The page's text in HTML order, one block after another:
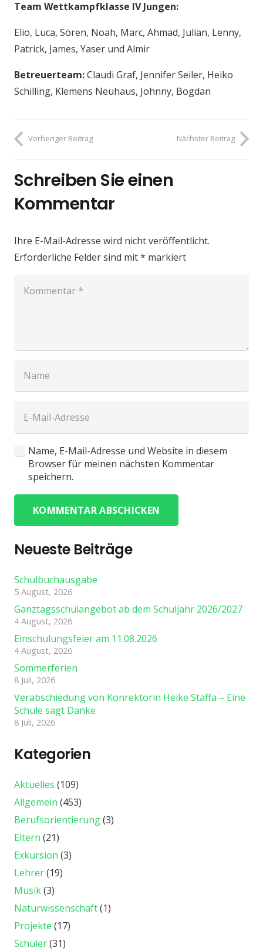
Team Wettkampfklasse IV Jungen:
Elio, Luca, Sören, Noah, Marc, Ahmad, Julian, Lenny,
Patrick, James, Yaser und Almir
Betreuerteam:Claudi Graf, Jennifer Seiler, Heiko
Schilling, Klemens Neuhaus, Johnny, Bogdan
Vorheriger Beitrag Nächster Beitrag
Schreiben Sie einen
Kommentar
Ihre E-Mail-Adresse wird nicht veröffentlicht.
Erforderliche Felder sind mit* markiert
Name, E-Mail-Adresse und Website in diesem
Browser für meinen nächsten Kommentar
speichern.
KOMMENTAR ABSCHICKEN
Neueste Beiträge
Schulbuchausgabe
5 August, 2026
Ganztagsschulangebot ab dem Schuljahr 2026/2027
4 August, 2026
Einschulungsfeier am 11.08.2026
4 August, 2026
Sommerferien
8 Juli, 2026
Verabschiedung von Konrektorin Heike Staffa – Eine
Schule sagt Danke
8 Juli, 2026
Kategorien
Aktuelles (109)
Allgemein (453)
Berufsorientierung(3)
Eltern (21)
Exkursion (3)
Lehrer(19)
Musik(3)
Naturwissenschaft(1)
Projekte (17)
Schüler(31)